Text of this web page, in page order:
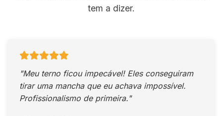
tem a dizer.
"Meu terno ficou impecável! Eles conseguiram
tirar uma mancha que eu achava impossível.
Profissionalismo de primeira."